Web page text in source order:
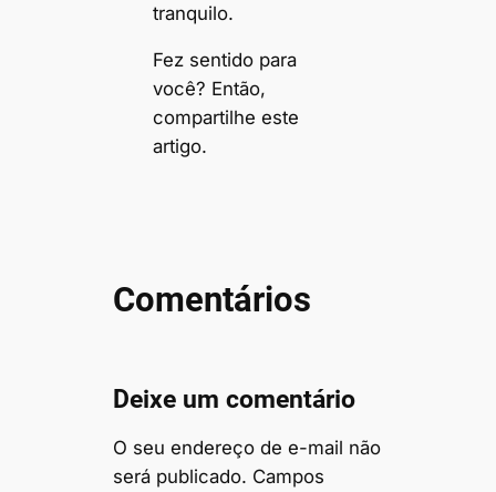
tranquilo.
Fez sentido para
você? Então,
compartilhe este
artigo.
Comentários
Deixe um comentário
O seu endereço de e-mail não
será publicado. Campos